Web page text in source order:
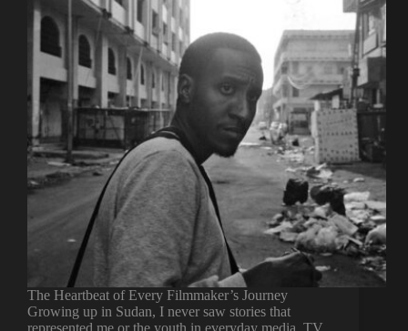
The Heartbeat of Every Filmmaker’s Journey
Growing up in Sudan, I never saw stories that